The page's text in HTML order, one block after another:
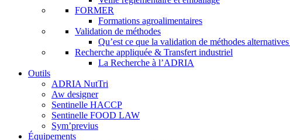
FORMER
Formations agroalimentaires
Validation de méthodes
Qu’est ce que la validation de méthodes
Recherche appliquée & Transfert industriel
La Recherche à l’ADRIA
Outils
ADRIA NutTri
Aw designer
Sentinelle HACCP
Sentinelle FOOD LAW
Sym’previus
Équipements